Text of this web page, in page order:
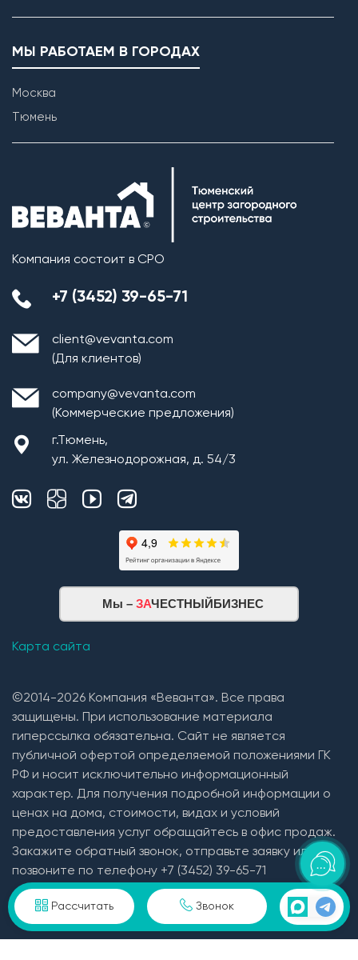
Рассчитать Звонок
Возведение внутренних перегородок
Кровельная система
1. Монтаж стропильной системы из пиломатериала
МЫ РАБОТАЕМ В ГОРОДАХ
Москва
Тюмень
Компания состоит в СРО
+7 (3452) 39-65-71
client@vevanta.com
(Для клиентов)
company@vevanta.com
(Коммерческие предложения)
г.Тюмень,
ул. Железнодорожная, д. 54/3
Мы – ЗАЧЕСТНЫЙБИЗНЕС
Карта сайта
©2014-2026 Компания «Веванта». Все права
защищены. При использование материала
гиперссылка обязательна. Сайт не является
публичной офертой определяемой положениями ГК
РФ и носит исключительно информационный
характер. Для получения подробной информации о
ценах на дома, стоимости, видах и условий
предоставления услуг обращайтесь в офис продаж.
Закажите обратный звонок, отправьте заявку или
позвоните по телефону +7 (3452) 39-65-71
Пользовательское соглашение и политика
конфиденциальности в отношении персональных